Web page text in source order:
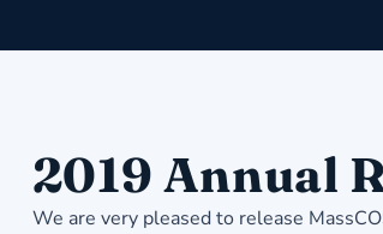
2019 Annual
We are very pleased to release